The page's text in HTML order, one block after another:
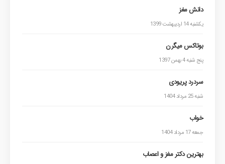
دانش مغز
یکشنبه 14 اردیبهشت 1399
بوتاکس میگرن
پنج شنبه 4 بهمن 1397
سردرد پریودی
شنبه 25 مرداد 1404
خواب
جمعه 17 مرداد 1404
بهترین دکتر مغز و اعصاب